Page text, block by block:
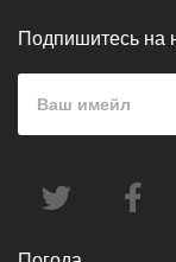
Подпишитесь на